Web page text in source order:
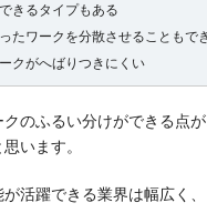
きるタイプもある
たワークを分散させることもで
クがへばりつきにくい
のふるい分けができる点
います。
活躍できる業界は幅広く、